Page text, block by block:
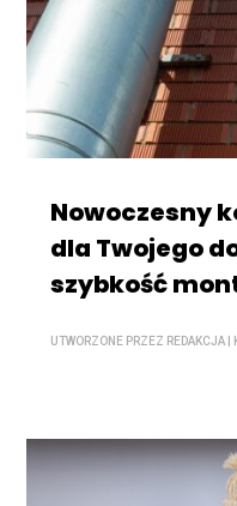
Nowoczesny
dla Twojego
szybkość
UTWORZONE PRZEZ REDAKCJA